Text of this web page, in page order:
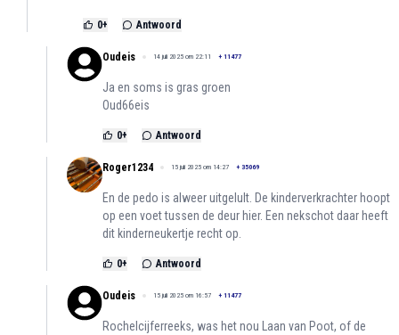
0+ Antwoord
Oudeis 14 juli 2025 om 22:11 + 11477
Ja en soms is gras groen
Oud66eis
0+ Antwoord
Roger1234 15 juli 2025 om 14:27 + 35069
En de pedo is alweer uitgelult. De kinderverkrachter hoopt
op een voet tussen de deur hier. Een nekschot daar heeft
dit kinderneukertje recht op.
0+ Antwoord
Oudeis 15 juli 2025 om 16:57 + 11477
Rochelcijferreeks, was het nou Laan van Poot, of de